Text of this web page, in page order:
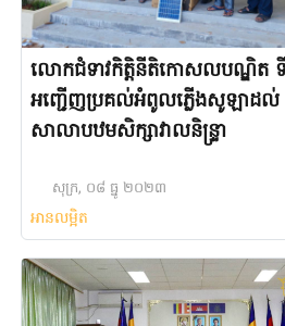
លោកជំទាវកិត្តិនីតិកោសលបណ្ឌិត
អញ្ជើញប្រគល់អំពូលភ្លើងសូឡាដល់
សាលាបឋមសិក្សាវាលនិន្ទ្រា
សុក្រ, ០៨ ធ្នូ ២០២៣
អានលម្អិត